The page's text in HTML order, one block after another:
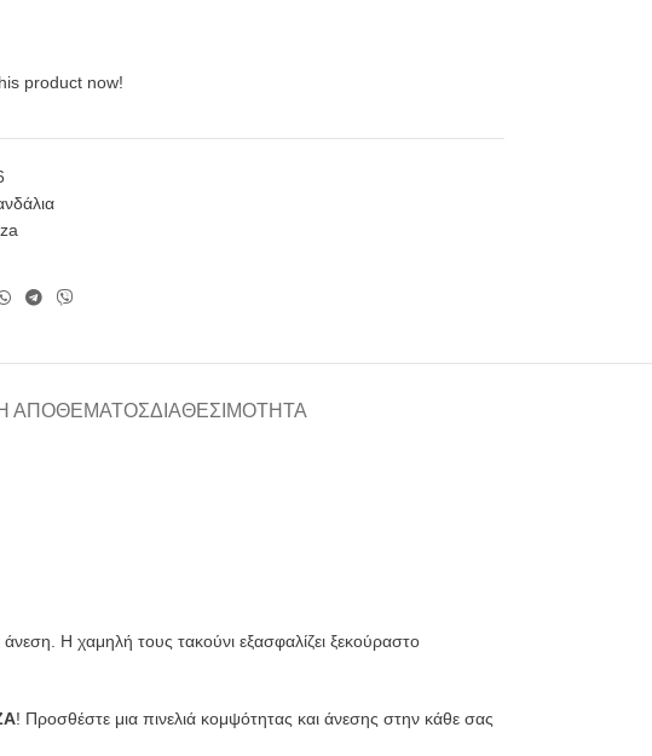
product now!
ΑΠΟΘΈΜΑΤΟΣΔΙΑΘΕΣΙΜΌΤΗΤΑ
Η χαμηλή τους τακούνι εξασφαλίζει ξεκούραστο
! Προσθέστε μια πινελιά κομψότητας και άνεσης στην κάθε σας